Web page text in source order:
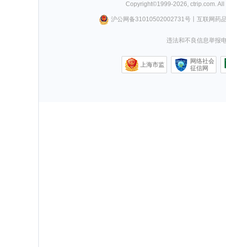
Copyright©1999-2026, ctrip.com.
沪公网备31010502002731号丨 互联网药
违法和不良信息举报
上海市监
网络社会
征信网